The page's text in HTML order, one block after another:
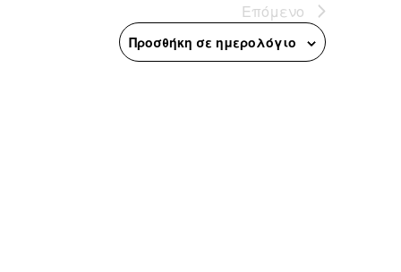
Επόμενο
Προσθήκη σε ημερολόγιο